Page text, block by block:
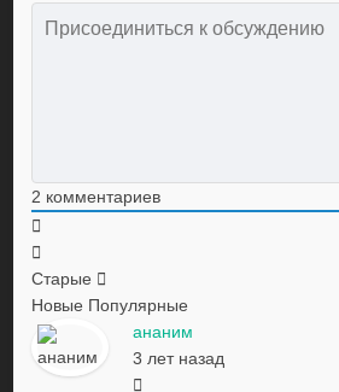
2 комментариев
Старые
Новые Популярные
ананим
3 лет назад